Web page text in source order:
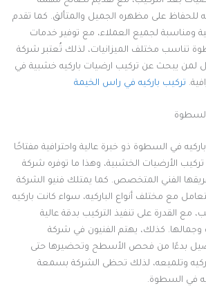
للحفاظ على مظهره الجميل والمتألق. كما تقدم
ومناسبة لجميع العملاء، مع توفير خدمات
تناسب مختلف الميزانيات، لذلك تُعتبر شركة
لمن يبحث عن تركيب ارضيات باركيه خشبية في
تركيب باركيه في راس الخيمة
السطوة
في السطوة ذو خبرة عالية واحترافية مفتاحًا
تركيب الأرضيات الخشبية، وهذا ما توفره شركة
الفني المتخصص. كما يمتلك فنيو الشركة
مع مختلف أنواع الباركيه، سواء كانت باركيه
القدرة على تنفيذ التركيب بدقة عالية
وجمالها. كذلك، يهتم الفنيون في شركة
بدءًا من فحص الأسطح وتحضيرها حتى
وتلميعه، لذلك تحظى الشركة بسمعة
في السطوة.